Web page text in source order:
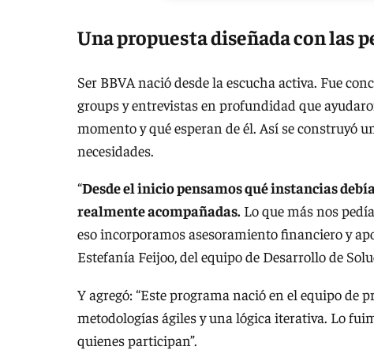
Una propuesta diseñada con las
Ser BBVA nació desde la escucha activa. Fue
groups y entrevistas en profundidad que
momento y qué esperan de él. Así se construyó
necesidades.
“Desde el inicio pensamos qué instancias
realmente acompañadas. Lo que más nos
eso incorporamos asesoramiento financiero y
Estefanía Feijoo, del equipo de Desarrollo de
Y agregó: “Este programa nació en el equipo de
metodologías ágiles y una lógica iterativa. Lo
quienes participan”.